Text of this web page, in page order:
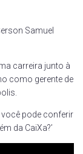
Samuel
carreira junto à
como gerente de
você pode conferir
da CaiXa?’